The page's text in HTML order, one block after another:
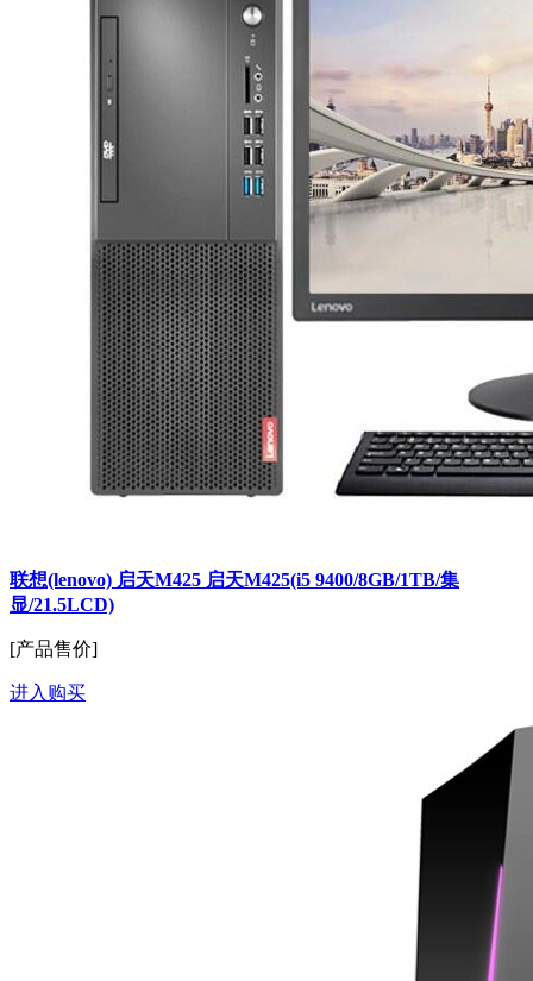
联想(lenovo) 启天M425 启天M425(i5 9400/8GB/1TB/集
显/21.5LCD)
[产品售价]
进入购买